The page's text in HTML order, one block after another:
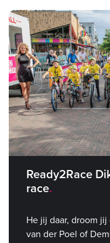
Ready2Race
race
He jij daar, droom
van der Poel of